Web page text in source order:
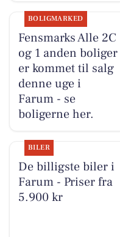
BOLIGMARKED
Fensmarks Alle 2C
og 1 anden boliger
er kommet til salg
denne uge i
Farum - se
boligerne her.
BILER
De billigste biler i
Farum - Priser fra
5.900 kr